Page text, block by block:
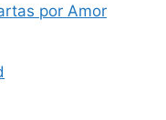
por Amor